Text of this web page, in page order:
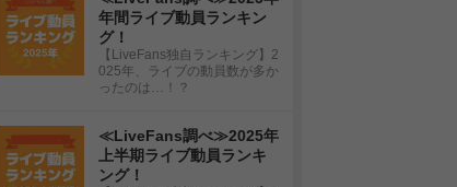
年間ライブ動員ランキン
グ！
【LiveFans独自ランキング】2
025年、ライブの動員数が多か
ったのは…！？
≪LiveFans調べ≫2025年
上半期ライブ動員ランキ
ング！